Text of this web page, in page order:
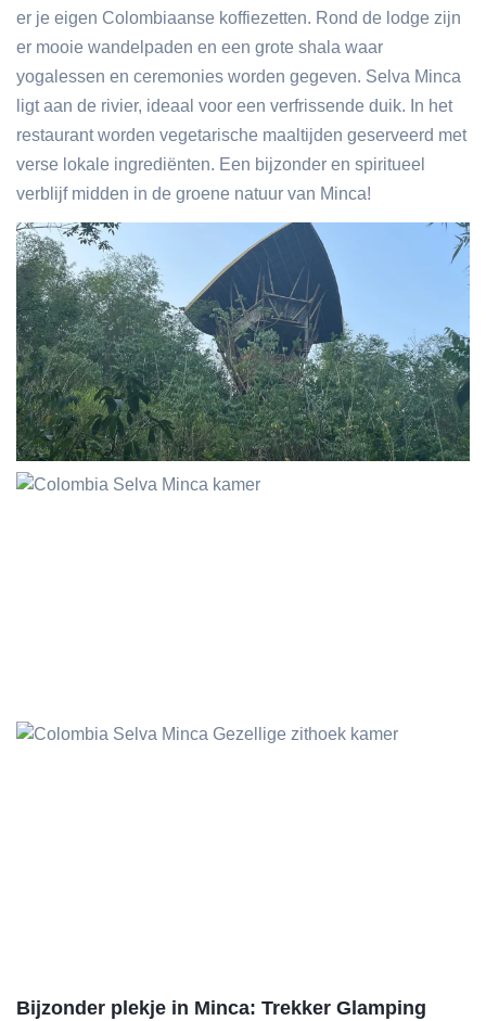
er je eigen Colombiaanse koffiezetten. Rond de lodge zijn
er mooie wandelpaden en een grote shala waar
yogalessen en ceremonies worden gegeven. Selva Minca
ligt aan de rivier, ideaal voor een verfrissende duik. In het
restaurant worden vegetarische maaltijden geserveerd met
verse lokale ingrediënten. Een bijzonder en spiritueel
verblijf midden in de groene natuur van Minca!
Bijzonder plekje in Minca: Trekker Glamping